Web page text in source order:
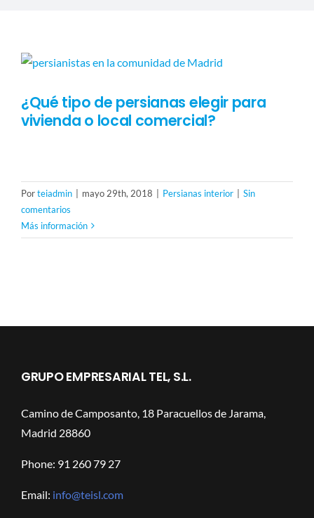
PRESUPUESTO
¿Qué tipo de persianas elegir para
vivienda o local comercial?
Porteiadmin mayo 29th, 2018 Persianas interior
Sin
comentarios
Más información
GRUPO EMPRESARIAL TEL, S.L.
Camino de Camposanto, 18 Paracuellos de Jarama,
Madrid 28860
Phone: 91 260 79 27
Email: info@teisl.com